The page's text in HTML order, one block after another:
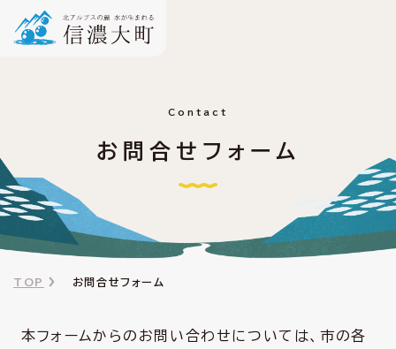
Contact
お問合せフォーム
TOP お問合せフォーム
本フォームからのお問い合わせについては、市の各